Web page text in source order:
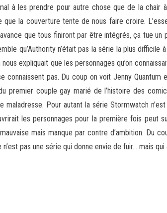
à les prendre pour autre chose que de la chair
la couverture tente de nous faire croire.
que tous finiront par être intégrés, ça tue un
qu’Authority n’était pas la série la plus
expliquait que les personnages qu’on
pas. Du coup on voit Jenny
premier couple gay marié de l’histoire des
Pour autant la série Stormwatch
les personnages pour la première fois peut
mais manque par contre d’ambition. Du
pas une série qui donne envie de fuir… mais